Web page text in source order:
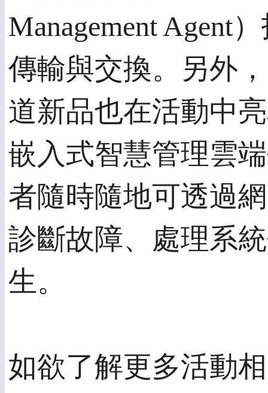
Management Agent
傳輸與交換。另外
道新品也在活動中
嵌入式智慧管理雲
者隨時隨地可透過
診斷故障、處理系
生。
如欲了解更多活動